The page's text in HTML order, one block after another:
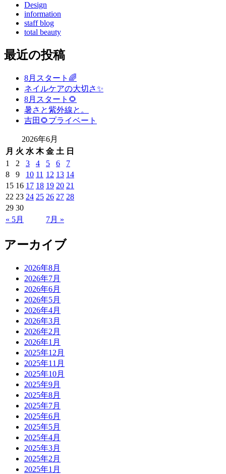
Design
information
staff blog
total beauty
最近の投稿
8月スタート🌈
ネイルケアの大切さ✨
8月スタート🌻
暑さと紫外線と。
吉田🌻プライベート
2026年6月
月 火 水 木 金 土 日
« 5月 7月 »
1 2 3 4 5 6
7
8
9 10 11 12 13 14
15 16 17 18 19 20 21
22 23 24 25 26 27 28
29 30
アーカイブ
2026年8月
2026年7月
2026年6月
2026年5月
2026年4月
2026年3月
2026年2月
2026年1月
2025年12月
2025年11月
2025年10月
2025年9月
2025年8月
2025年7月
2025年6月
2025年5月
2025年4月
2025年3月
2025年2月
2025年1月